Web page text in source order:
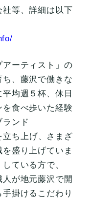
等、詳細は以下
アーティスト」の
、藤沢で働きな
均週５杯、休日
食べ歩いた経験
ランド
立ち上げ、さまざ
盛り上げていま
ている方で、
人が地元藤沢で開
掛けるこだわり